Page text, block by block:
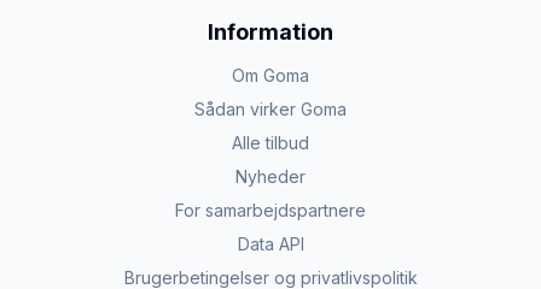
Information
Om Goma
Sådan virker Goma
Alle tilbud
Nyheder
For samarbejdspartnere
Data API
Brugerbetingelser og privatlivspolitik